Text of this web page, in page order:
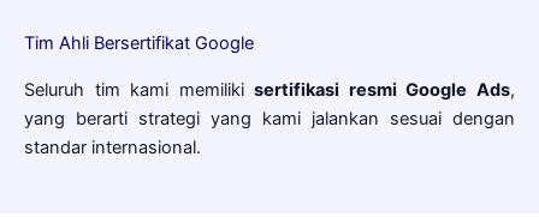
Tim Ahli Bersertifikat Google
Seluruh tim kami memiliki sertifikasi resmi Google Ads,
yang berarti strategi yang kami jalankan sesuai dengan
standar internasional.